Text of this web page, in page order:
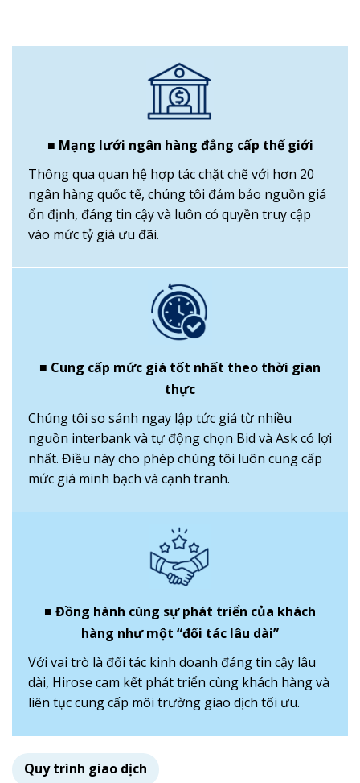
■ Mạng lưới ngân hàng đẳng cấp thế giới
Thông qua quan hệ hợp tác chặt chẽ với hơn 20
ngân hàng quốc tế, chúng tôi đảm bảo nguồn giá
ổn định, đáng tin cậy và luôn có quyền truy cập
vào mức tỷ giá ưu đãi.
■ Cung cấp mức giá tốt nhất theo thời gian
thực
Chúng tôi so sánh ngay lập tức giá từ nhiều
nguồn interbank và tự động chọn Bid và Ask có lợi
nhất. Điều này cho phép chúng tôi luôn cung cấp
mức giá minh bạch và cạnh tranh.
■ Đồng hành cùng sự phát triển của khách
hàng như một “đối tác lâu dài”
Với vai trò là đối tác kinh doanh đáng tin cậy lâu
dài, Hirose cam kết phát triển cùng khách hàng và
liên tục cung cấp môi trường giao dịch tối ưu.
Quy trình giao dịch